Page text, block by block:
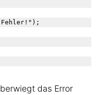
das Error